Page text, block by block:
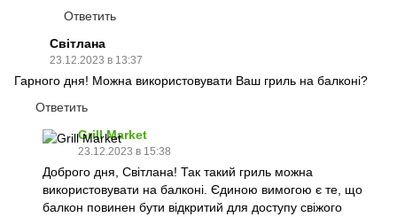
Ответить
Світлана
23.12.2023 в 13:37
Гарного дня! Можна використовувати Ваш гриль на балконі?
Ответить
Grill Market
23.12.2023 в 15:38
Доброго дня, Світлана! Так такий гриль можна
використовувати на балконі. Єдиною вимогою є те, що
балкон повинен бути відкритий для доступу свіжого